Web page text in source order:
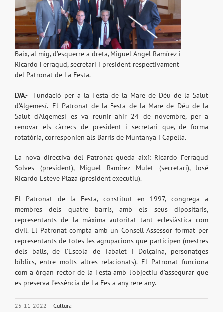
Baix, al mig, d’esquerre a dreta, Miguel Angel Ramírez i
Ricardo Ferragud, secretari i president respectivament
del Patronat de La Festa.
LVA.- Fundació per a la Festa de la Mare de Déu de la Salut
d’Algemesí.- El Patronat de la Festa de la Mare de Déu de la
Salut d’Algemesí es va reunir ahir 24 de novembre, per a
renovar els càrrecs de president i secretari que, de forma
rotatòria, corresponien als Barris de Muntanya i Capella.
La nova directiva del Patronat queda així: Ricardo Ferragud
Solves (president), Miguel Ramírez Mulet (secretari), José
Ricardo Esteve Plaza (president executiu).
El Patronat de la Festa, constituït en 1997, congrega a
membres dels quatre barris, amb els seus dipositaris,
representants de la màxima autoritat tant eclesiàstica com
civil. El Patronat compta amb un Consell Assessor format per
representants de totes les agrupacions que participen (mestres
dels balls, de l’Escola de Tabalet i Dolçaina, personatges
bíblics, entre molts altres relacionats). El Patronat funciona
com a òrgan rector de la Festa amb l’objectiu d’assegurar que
es preserva l’essència de La Festa any rere any.
25-11-2022 | Cultura